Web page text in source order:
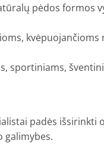
pėdos formos
kvėpuojančioms
sportiniams,
padės išsirinkti
galimybes.